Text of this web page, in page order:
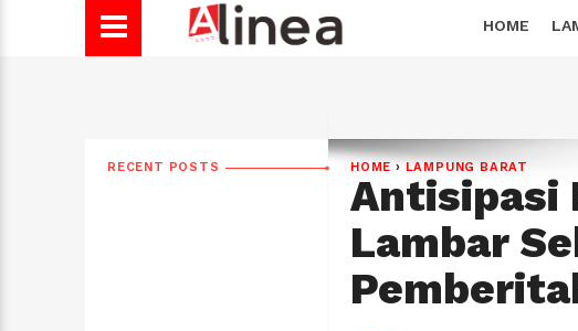
HOME
RECENT POSTS HOME › LAMPUNG BARAT
Antisipasi
Lambar